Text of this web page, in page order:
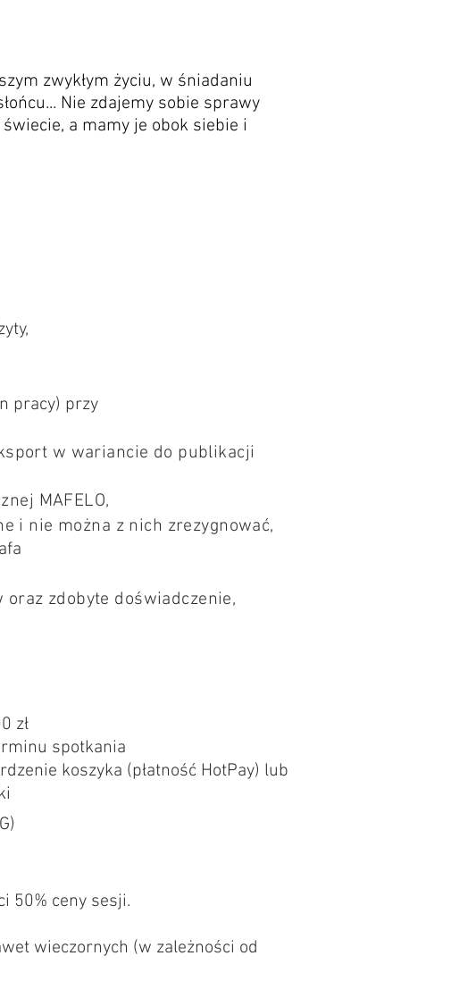
zwykłym życiu, w śniadaniu
Nie zdajemy sobie sprawy
a mamy je obok siebie i
pracy) przy
w wariancie do publikacji
MAFELO,
i nie można z nich zrezygnować,
zdobyte doświadczenie,
zł
spotkania
koszyka (płatność HotPay) lub
50% ceny sesji.
wieczornych (w zależności od